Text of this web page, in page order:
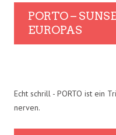
PORTO –
EUROPAS
Echt schrill - PORTO ist ein
nerven.